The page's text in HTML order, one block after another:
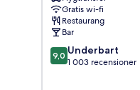
stadskärna
Gratis wi-fi
Restaurang
Bar
9.0
av
9,0 Underbart
1 003 recensioner